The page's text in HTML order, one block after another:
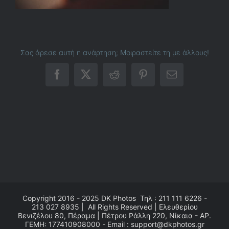
Σας άρεσε αυτή η ανάρτηση; Μοιραστείτε τη με άλλους!
Facebook
X RedditPinterestEmail
Copyright 2016 - 2025 DK PhotosΤηλ : 211 111 6226 -
213 027 8935 | All Rights Reserved | Ελευθερίου
Βενιζέλου 80, Πέραμα | Πέτρου Ράλλη 220, Νίκαια - ΑΡ.
ΓΕΜΗ: 177410908000 - Email : support@dkphotos.gr